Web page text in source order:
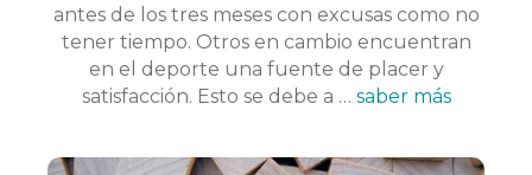
antes de los tres meses con excusas como no
tener tiempo. Otros en cambio encuentran
en el deporte una fuente de placer y
satisfacción. Esto se debe a … saber más